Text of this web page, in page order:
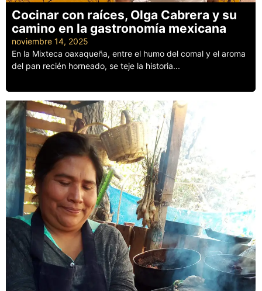
Cocinar con raíces, Olga Cabrera y su
camino en la gastronomía mexicana
noviembre 14, 2025
En la Mixteca oaxaqueña, entre el humo del comal y el aroma
del pan recién horneado, se teje la historia...